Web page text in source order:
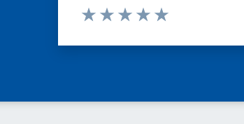
Valuta da 1 a 5 stelle la pagina